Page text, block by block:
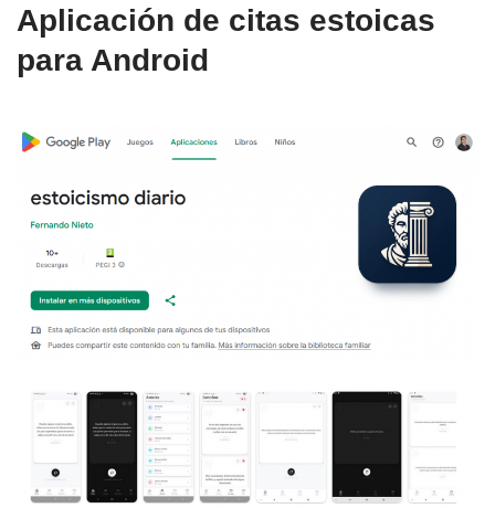
Aplicación de citas estoicas
para Android